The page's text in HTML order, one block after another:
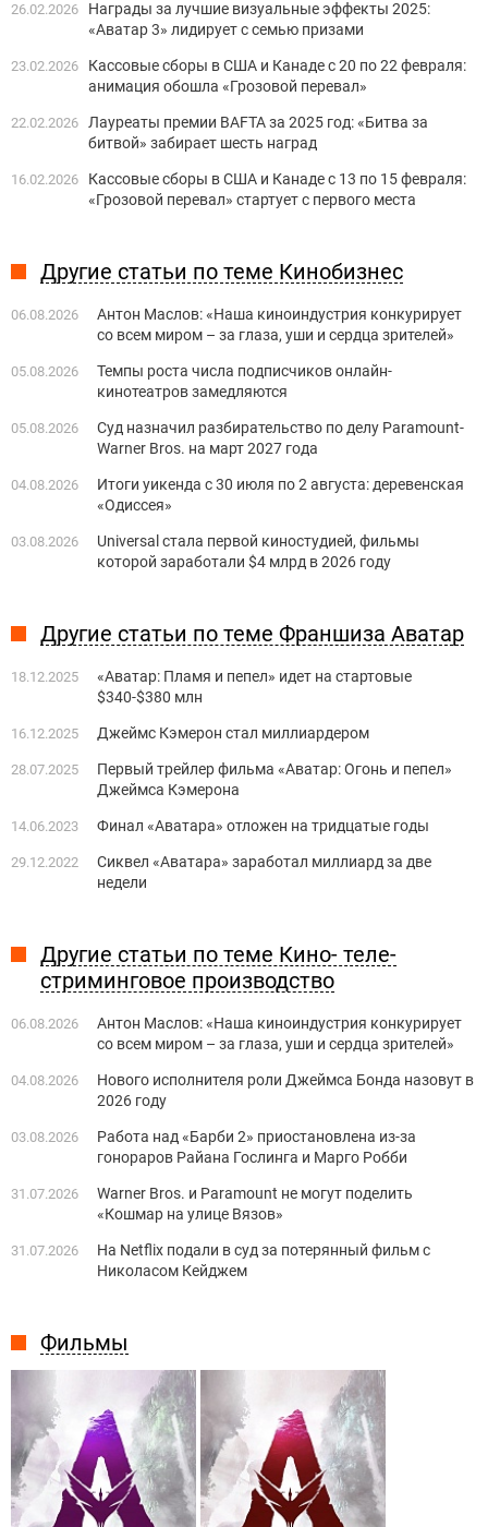
Фильмы
26.02.2026
Награды за лучшие визуальные эффекты 2025:
«Аватар 3» лидирует с семью призами
23.02.2026
Кассовые сборы в США и Канаде с 20 по 22 февраля:
анимация обошла «Грозовой перевал»
22.02.2026 Лауреаты премии BAFTA за 2025 год: «Битва за
битвой» забирает шесть наград
16.02.2026
Кассовые сборы в США и Канаде с 13 по 15 февраля:
«Грозовой перевал» стартует с первого места
Другие статьи по теме Кинобизнес
06.08.2026
Антон Маслов: «Наша киноиндустрия конкурирует
со всем миром – за глаза, уши и сердца зрителей»
05.08.2026
Темпы роста числа подписчиков онлайн-
кинотеатров замедляются
05.08.2026
Суд назначил разбирательство по делу Paramount-
Warner Bros. на март 2027 года
04.08.2026
Итоги уикенда с 30 июля по 2 августа: деревенская
«Одиссея»
03.08.2026
Universal стала первой киностудией, фильмы
которой заработали $4 млрд в 2026 году
Другие статьи по теме Франшиза Аватар
18.12.2025
«Аватар: Пламя и пепел» идет на стартовые
$340-$380 млн
16.12.2025 Джеймс Кэмерон стал миллиардером
28.07.2025
Первый трейлер фильма «Аватар: Огонь и пепел»
Джеймса Кэмерона
14.06.2023 Финал «Аватара» отложен на тридцатые годы
29.12.2022
Сиквел «Аватара» заработал миллиард за две
недели
Другие статьи по теме Кино- теле-
стриминговое производство
06.08.2026
Антон Маслов: «Наша киноиндустрия конкурирует
со всем миром – за глаза, уши и сердца зрителей»
04.08.2026
Нового исполнителя роли Джеймса Бонда назовут в
2026 году
03.08.2026
Работа над «Барби 2» приостановлена из-за
гонораров Райана Гослинга и Марго Робби
31.07.2026
Warner Bros. и Paramount не могут поделить
«Кошмар на улице Вязов»
31.07.2026
На Netflix подали в суд за потерянный фильм с
Николасом Кейджем